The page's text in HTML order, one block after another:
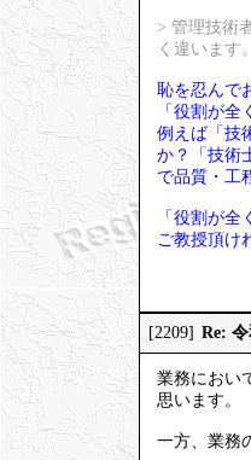
> 管理技術
く違います。
恥を忍んで
「役割が
例えば「技
か？「技術
で品質・工
「役割が全
ご教授頂け
[2209] Re:
業務におい
思います。
一方、業務